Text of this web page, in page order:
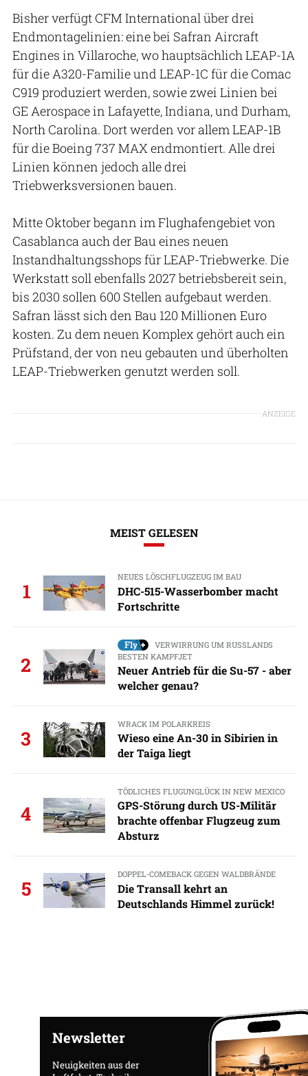
Bisher verfügt CFM International über drei
Endmontagelinien: eine bei Safran Aircraft
Engines in Villaroche, wo hauptsächlich LEAP-1A
für die A320-Familie und LEAP-1C für die Comac
C919 produziert werden, sowie zwei Linien bei
GE Aerospace in Lafayette, Indiana, und Durham,
North Carolina. Dort werden vor allem LEAP-1B
für die Boeing 737 MAX endmontiert. Alle drei
Linien können jedoch alle drei
Triebwerksversionen bauen.
Mitte Oktober begann im Flughafengebiet von
Casablanca auch der Bau eines neuen
Instandhaltungsshops für LEAP-Triebwerke. Die
Werkstatt soll ebenfalls 2027 betriebsbereit sein,
bis 2030 sollen 600 Stellen aufgebaut werden.
Safran lässt sich den Bau 120 Millionen Euro
kosten. Zu dem neuen Komplex gehört auch ein
Prüfstand, der von neu gebauten und überholten
LEAP-Triebwerken genutzt werden soll.
ANZEIGE
MEIST GELESEN
1
NEUES LÖSCHFLUGZEUG IM BAU
DHC-515-Wasserbomber macht
Fortschritte
2
VERWIRRUNG UM RUSSLANDS
BESTEN KAMPFJET
Neuer Antrieb für die Su-57 - aber
welcher genau?
3
WRACK IM POLARKREIS
Wieso eine An-30 in Sibirien in
der Taiga liegt
4
TÖDLICHES FLUGUNGLÜCK IN NEW MEXICO
GPS-Störung durch US-Militär
brachte offenbar Flugzeug zum
Absturz
5
DOPPEL-COMEBACK GEGEN WALDBRÄNDE
Die Transall kehrt an
Deutschlands Himmel zurück!
Newsletter
Neuigkeiten aus der